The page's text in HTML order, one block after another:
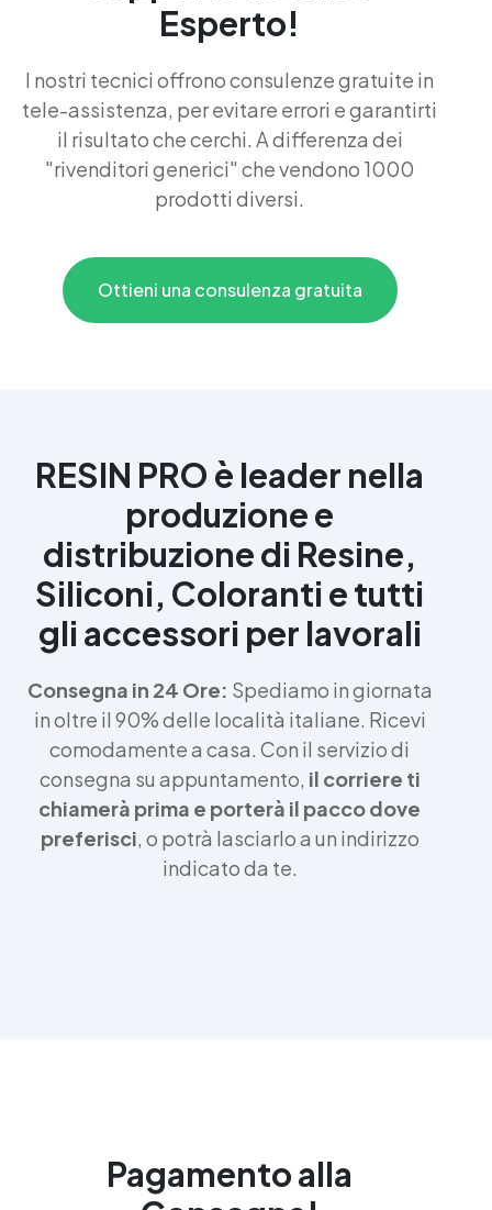
Esperto!
I nostri tecnici offrono consulenze gratuite in
tele-assistenza, per evitare errori e garantirti
il risultato che cerchi. A differenza dei
"rivenditori generici" che vendono 1000
prodotti diversi.
Ottieni una consulenza gratuita
RESIN PRO è leader nella
produzione e
distribuzione di Resine,
Siliconi, Coloranti e tutti
gli accessori per lavorali
Consegna in 24 Ore: Spediamo in giornata
in oltre il 90% delle località italiane. Ricevi
comodamente a casa. Con il servizio di
consegna su appuntamento, il corriere ti
chiamerà prima e porterà il pacco dove
preferisci, o potrà lasciarlo a un indirizzo
indicato da te.
Pagamento alla